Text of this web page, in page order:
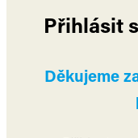
Přihlásit
Děkujeme